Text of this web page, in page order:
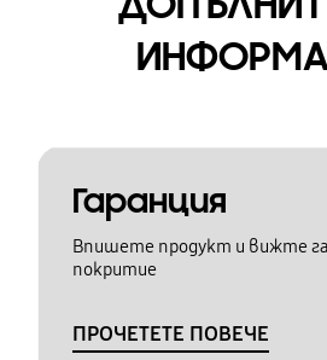
Гаранция
Впишете продукт и вижте
покритие
ПРОЧЕТЕТЕ ПОВЕЧЕ